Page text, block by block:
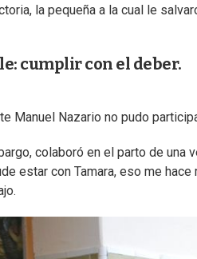
la pequeña a la cual le
cumplir con el deber.
Manuel Nazario no pudo
colaboró en el parto de una
estar con Tamara, eso me